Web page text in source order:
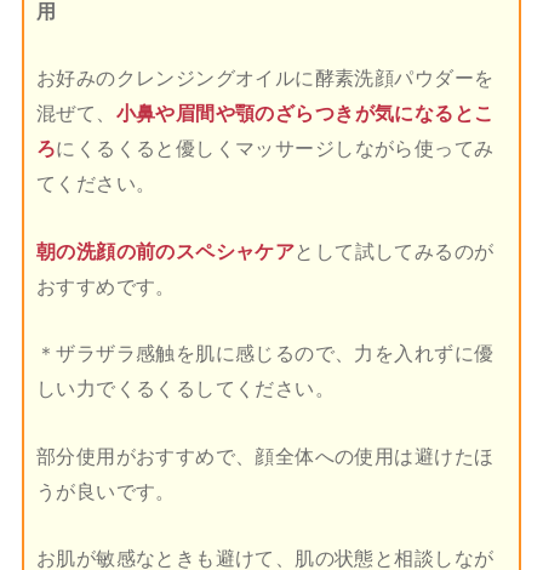
用
お好みのクレンジングオイルに酵素洗顔パウダーを
混ぜて、 小鼻や眉間や顎のざらつきが気になるとこ
ろにくるくると優しくマッサージしながら使ってみ
てください。
朝の洗顔の前のスペシャケアとして試してみるのが
おすすめです。
＊ザラザラ感触を肌に感じるので、力を入れずに優
しい力でくるくるしてください。
部分使用がおすすめで、顔全体への使用は避けたほ
うが良いです。
お肌が敏感なときも避けて、肌の状態と相談しなが